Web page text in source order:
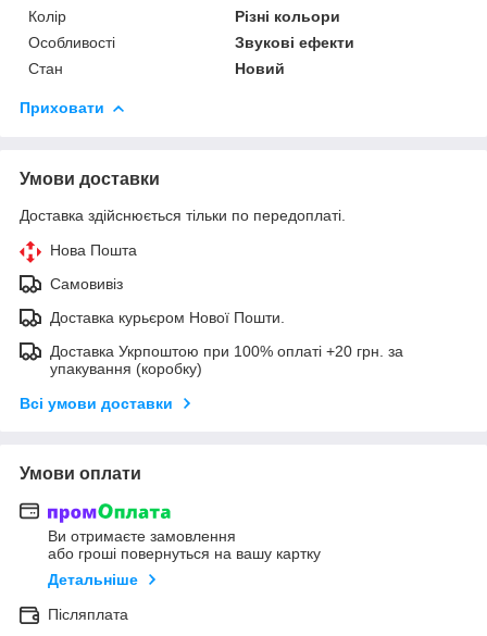
Колір
Різні кольори
Особливості
Звукові ефекти
Стан
Новий
Приховати
Умови доставки
Доставка здійснюється тільки по передоплаті.
Нова Пошта
Самовивіз
Доставка курьєром Нової Пошти.
Доставка Укрпоштою при 100% оплаті +20 грн. за
упакування (коробку)
Всі умови доставки
Умови оплати
Ви отримаєте замовлення
або гроші повернуться на вашу картку
Детальніше
Післяплата